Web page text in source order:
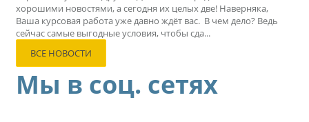
хорошими новостями, а сегодня их целых две! Наверняка,
Ваша курсовая работа уже давно ждёт вас. В чем дело? Ведь
сейчас самые выгодные условия, чтобы сда...
ВСЕ НОВОСТИ
Мы в соц. сетях